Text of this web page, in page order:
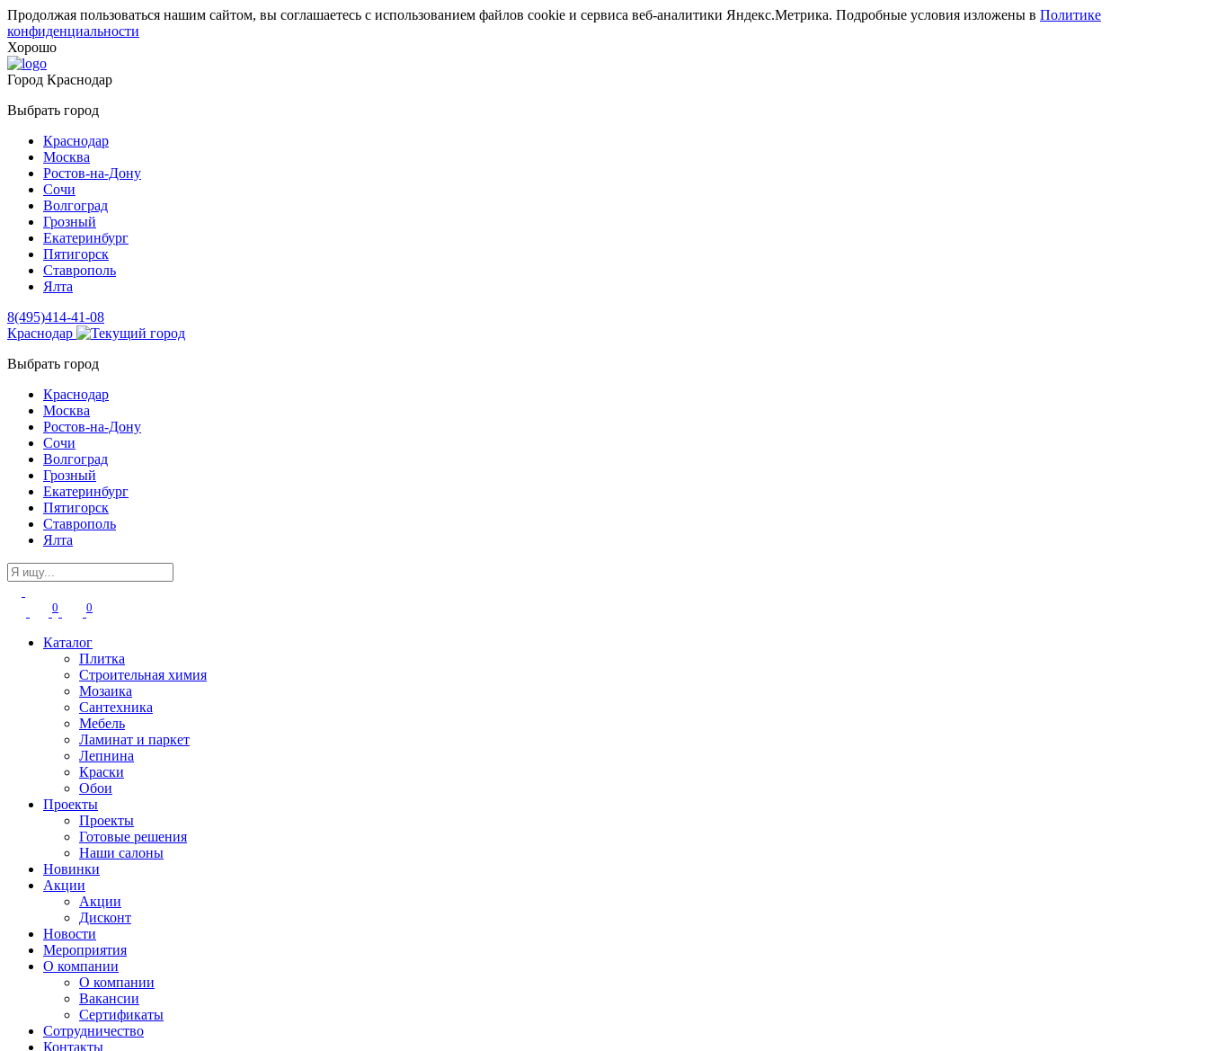
Продолжая пользоваться нашим сайтом, вы соглашаетесь с использованием файлов cookie и сервиса веб-аналитики Яндекс.Метрика. Подробные условия изложены в Политике
конфиденциальности
Хорошо
Город Краснодар
Выбрать город
Краснодар
Москва
Ростов-на-Дону
Сочи
Волгоград
Грозный
Екатеринбург
Пятигорск
Ставрополь
Ялта
8(495)414-41-08
Краснодар
Выбрать город
Краснодар
Москва
Ростов-на-Дону
Сочи
Волгоград
Грозный
Екатеринбург
Пятигорск
Ставрополь
Ялта
0 0
Каталог
Плитка
Строительная химия
Мозаика
Сантехника
Мебель
Ламинат и паркет
Лепнина
Краски
Обои
Проекты
Проекты
Готовые решения
Наши салоны
Новинки
Акции
Акции
Дисконт
Новости
Мероприятия
О компании
О компании
Вакансии
Сертификаты
Сотрудничество
Контакты